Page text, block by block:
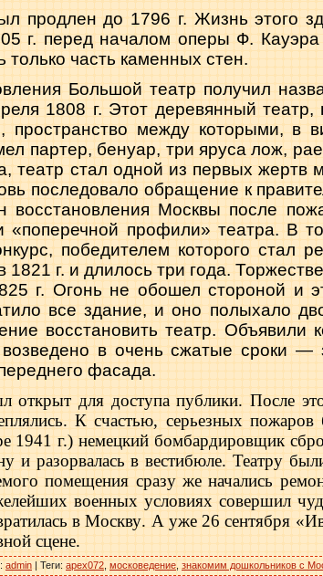
продлен до 1796 г. Жизнь этого
г. перед на­чалом оперы Ф. Кауэра
только часть каменных стен.
Большой театр получил
1808 г. Этот деревянный театр,
пространство между которыми, в
партер, бенуар, три яруса лож,
театр стал одной из первых жертв
последова­ло обращение к
восстановления Москвы после
«поперечной профили» театра. В
победителем которого стал
1821 г. и длилось три года.
г. Огонь не обошел стороной и
все здание, и оно полыхало
восстановить театр. Объявили
в очень сжатые сроки —
фасада.
открыт для доступа публики. После
К счастью, серьезных
1941 г.) немец­кий бомбардировщик
и разорвалась в вестибюле. Театру
помещения сразу же начались
военных условиях совершил
в Москву. А уже 26 сентября
сцене.
: admin | Теги: apex072 московедение знакомим дошкольников с